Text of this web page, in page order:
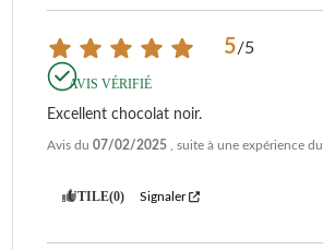
5/5
AVIS VÉRIFIÉ
Excellent chocolat noir.
Avis du 07/02/2025 , suite à une expérience du
UTILE(0) Signaler